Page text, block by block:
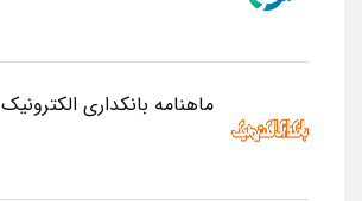
ماهنامه بانکداری الکترونیک